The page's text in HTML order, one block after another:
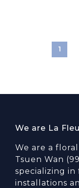
1
We are La
We are a
Tsuen Wan
specializing in
installations